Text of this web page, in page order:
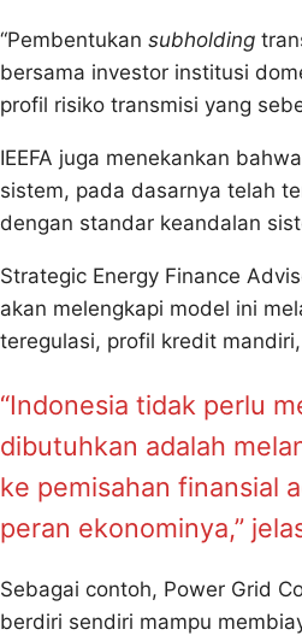
“Pembentukan subholding
bersama investor institusi
profil risiko transmisi yang
IEEFA juga menekankan
sistem, pada dasarnya telah
dengan standar keandalan
Strategic Energy Finance
akan melengkapi model ini
teregulasi, profil kredit
“Indonesia tidak perlu
dibutuhkan adalah
ke pemisahan finansial
peran ekonominya,”
Sebagai contoh, Power Grid
berdiri sendiri mampu